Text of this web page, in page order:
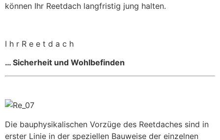
können Ihr Reetdach langfristig jung halten.
I h r R e e t d a c h
… Sicherheit und Wohlbefinden
Die bauphysikalischen Vorzüge des Reetdaches sind in
erster Linie in der speziellen Bauweise der einzelnen